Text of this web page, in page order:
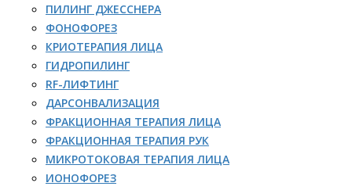
ПИЛИНГ ДЖЕССНЕРА
ФОНОФОРЕЗ
КРИОТЕРАПИЯ ЛИЦА
ГИДРОПИЛИНГ
RF-ЛИФТИНГ
ДАРСОНВАЛИЗАЦИЯ
ФРАКЦИОННАЯ ТЕРАПИЯ ЛИЦА
ФРАКЦИОННАЯ ТЕРАПИЯ РУК
МИКРОТОКОВАЯ ТЕРАПИЯ ЛИЦА
ИОНОФОРЕЗ